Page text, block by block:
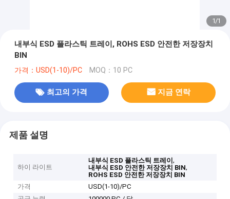
1/1
내부식 ESD 플라스틱 트레이, ROHS ESD 안전한 저장장치
BIN
가격：USD(1-10)/PC MOQ：10 PC
최고의 가격 지금 연락
제품 설명
하이 라이트
내부식 ESD 플라스틱 트레이,
내부식 ESD 안전한 저장장치 BIN,
ROHS ESD 안전한 저장장치 BIN
가격
USD(1-10)/PC